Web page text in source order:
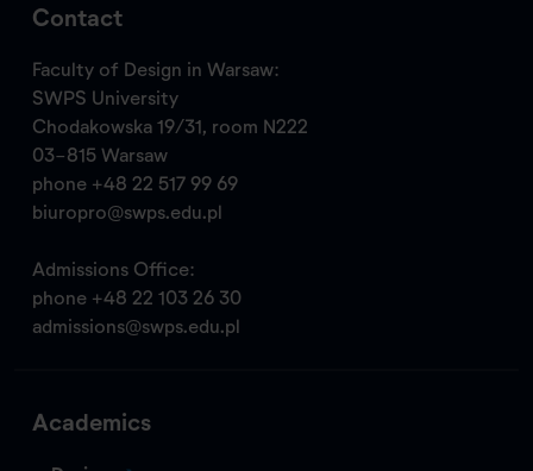
Contact
Faculty of Design in Warsaw:
SWPS University
Chodakowska 19/31, room N222
03-815 Warsaw
phone +48 22 517 99 69
biuropro@swps.edu.pl
Admissions Office:
phone +48 22 103 26 30
admissions@swps.edu.pl
Academics